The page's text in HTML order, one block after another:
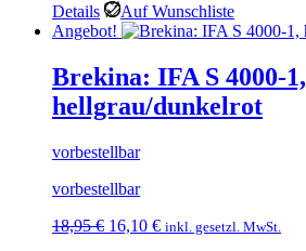
Details
Auf Wunschliste
Angebot!
Brekina: IFA S 4000-1,
hellgrau/dunkelrot
vorbestellbar
vorbestellbar
18,95€ Ursprünglicher
16,10 €Aktueller
inkl. gesetzl. MwSt.